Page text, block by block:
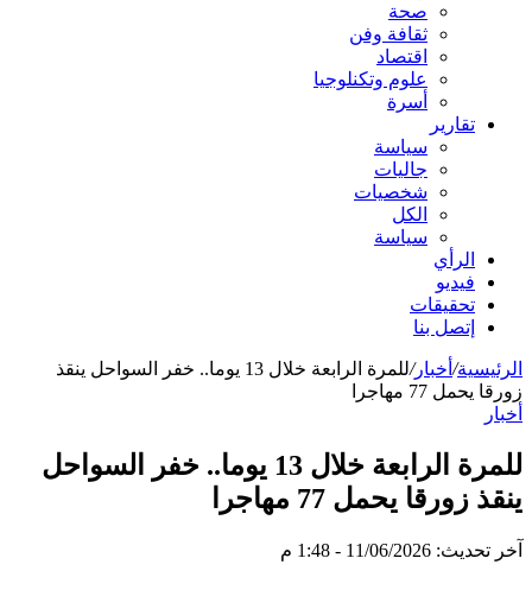
صحة
ثقافة وفن
اقتصاد
علوم وتكنلوجيا
أسرة
تقارير
سياسة
جاليات
شخصيات
الكل
سياسة
الرأي
فيديو
تحقيقات
إتصل بنا
الرئيسية/ أخبار/
للمرة الرابعة خلال 13 يوما.. خفر السواحل ينقذ
زورقا يحمل 77 مهاجرا
أخبار
للمرة الرابعة خلال 13 يوما.. خفر السواحل
ينقذ زورقا يحمل 77 مهاجرا
آخر تحديث: 11/06/2026 - 1:48 م